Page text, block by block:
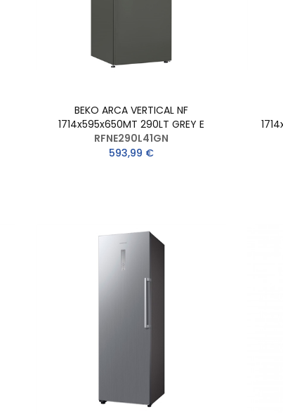
BEKO ARCA VERTICAL NF
1714x595x650MT 290LT GREY E
RFNE290L41GN
593,99 €